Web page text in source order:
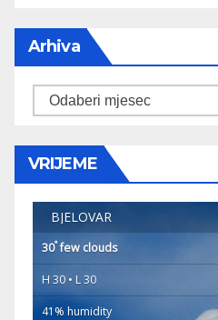
Arhiva
Arhiva
VRIJEME
BJELOVAR
30°few clouds
H 30 • L 30
41% humidity